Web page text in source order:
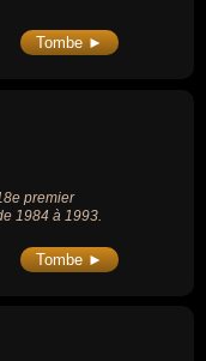
Tombe ►
premier
1984 à 1993.
Tombe ►